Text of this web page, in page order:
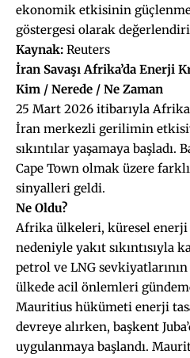
ekonomik etkisinin
göstergesi olarak
Kaynak: Reuters
İran Savaşı Afrika’da Enerji
Kim / Nerede / Ne Zaman
25 Mart 2026 itibarıyla
İran merkezli gerilimin
sıkıntılar yaşamaya başladı.
Cape Town olmak üzere
sinyalleri geldi.
Ne Oldu?
Afrika ülkeleri, küresel enerji
nedeniyle yakıt sıkıntısıyla
petrol ve LNG
ülkede acil önlemleri
Mauritius hükümeti enerji
devreye alırken, başkent
uygulanmaya başlandı.